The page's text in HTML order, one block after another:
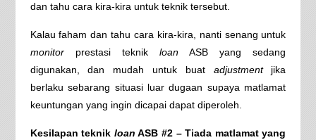
dan tahu cara kira-kira untuk teknik tersebut.
Kalau faham dan tahu cara kira-kira, nanti senang untuk
monitorprestasi teknik loan ASB yang sedang
digunakan, dan mudah untuk buat adjustmentjika
berlaku sebarang situasi luar dugaan supaya matlamat
keuntungan yang ingin dicapai dapat diperoleh.
Kesilapan teknik loan ASB #2 – Tiada matlamat yang